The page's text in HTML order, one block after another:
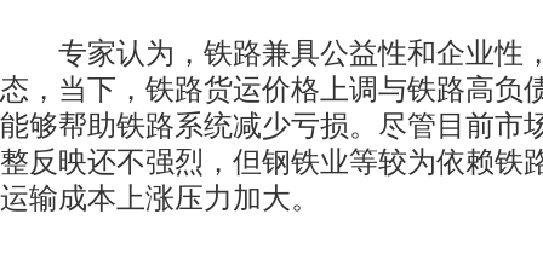
专家认为，铁路兼具公益性和企业性
态，当下，铁路货运价格上调与铁路高负
能够帮助铁路系统减少亏损。尽管目前市
整反映还不强烈，但钢铁业等较为依赖铁
运输成本上涨压力加大。